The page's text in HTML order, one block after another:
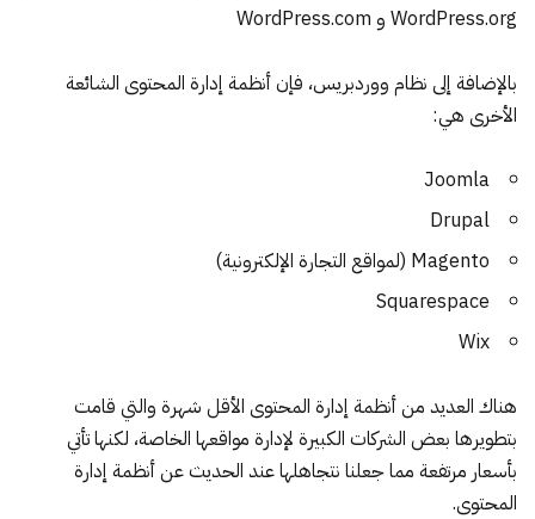
WordPress.org و WordPress.com
بالإضافة إلى نظام ووردبريس، فإن أنظمة إدارة المحتوى الشائعة
الأخرى هي:
Joomla
Drupal
Magento (لمواقع التجارة الإلكترونية)
Squarespace
Wix
هناك العديد من أنظمة إدارة المحتوى الأقل شهرة والتي قامت
بتطويرها بعض الشركات الكبيرة لإدارة مواقعها الخاصة، لكنها تأتي
بأسعار مرتفعة مما جعلنا نتجاهلها عند الحديث عن أنظمة إدارة
المحتوى.